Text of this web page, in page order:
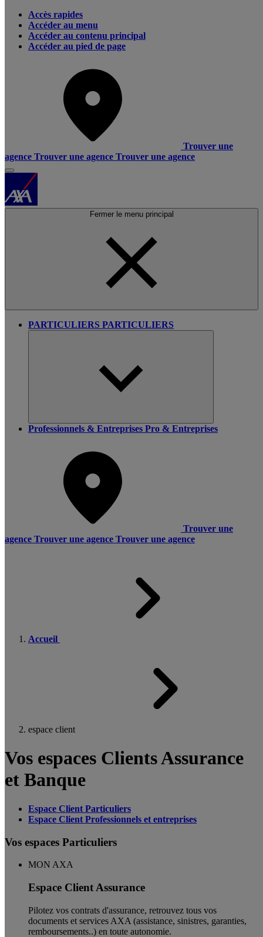
Accès rapides
Accéder au menu
Accéder au contenu principal
Accéder au pied de page
Trouver une
agence Trouver une agence Trouver une agence
Fermer le menu principal
PARTICULIERS PARTICULIERS
Professionnels & Entreprises Pro & Entreprises
Trouver une
agence Trouver une agence Trouver une agence
Accueil
espace client
Vos espaces Clients Assurance
et Banque
Espace Client Particuliers
Espace Client Professionnels et entreprises
Vos espaces Particuliers
MON AXA
Espace Client Assurance
Pilotez vos contrats d'assurance, retrouvez tous vos
documents et services AXA (assistance, sinistres, garanties,
remboursements..) en toute autonomie. ​